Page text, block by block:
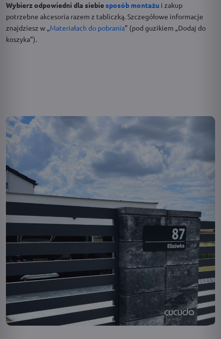
Wybierz odpowiedni dla siebiesposób montażu i zakup
potrzebne akcesoria razem z tabliczką. Szczegółowe informacje
znajdziesz w „Materiałach do pobrania” (pod guzikiem „Dodaj do
koszyka”).